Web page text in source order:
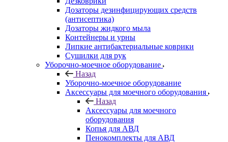
Дозаторы дезинфицирующих средств
(антисептика)
Дозаторы жидкого мыла
Контейнеры и урны
Липкие антибактериальные коврики
Сушилки для рук
Уборочно-моечное оборудование
Назад
Уборочно-моечное оборудование
Аксессуары для моечного оборудования
Назад
Аксессуары для моечного
оборудования
Копья для АВД
Пенокомплекты для АВД